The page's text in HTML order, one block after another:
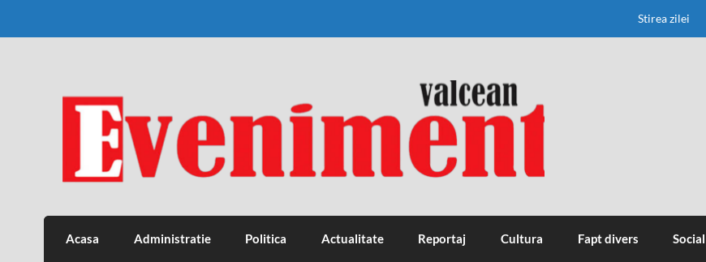
Stirea zilei
Eveniment Valcean
Acasa Administratie Politica Actualitate Reportaj Cultura Fapt divers Social